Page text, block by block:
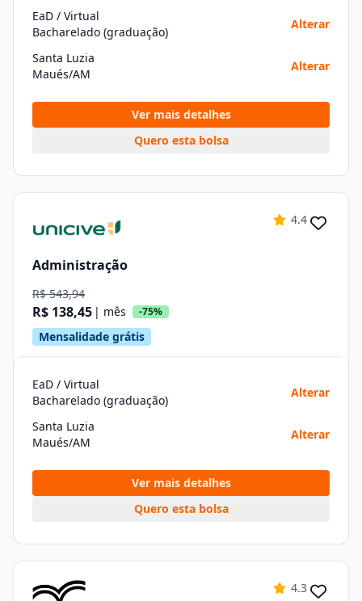
EaD / Virtual
Bacharelado (graduação)
Alterar
Santa Luzia
Maués/AM
Alterar
Ver mais detalhes
Quero esta bolsa
4.4
Administração
R$ 543,94
R$ 138,45 | mês -75%
Mensalidade grátis
EaD / Virtual
Bacharelado (graduação)
Alterar
Santa Luzia
Maués/AM
Alterar
Ver mais detalhes
Quero esta bolsa
4.3